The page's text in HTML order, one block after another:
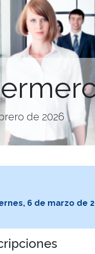
de 2026
6 de marzo de